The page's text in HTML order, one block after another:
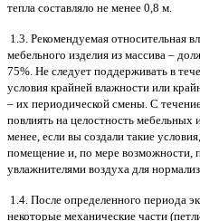
тепла составляло не менее 0,8 м.
1.3. Рекомендуемая относительная
мебельного изделия из массива –
75%. Не следует поддерживать в
условия крайней влажности или
– их периодической смены. С
повлиять на целостность мебельных
менее, если вы создали такие
помещение и, по мере возможности,
увлажнителями воздуха для
1.4. После определенного периода
некоторые механические части